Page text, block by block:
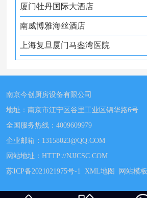
厦门牡丹国际大酒店
南威博雅海丝酒店
上海复旦厦门马銮湾医院
南京今创厨房设备有限公司
地址：南京市江宁区谷里工业区锦华路6号
全国服务热线：4009609979
企业邮箱：13158023@QQ.COM
网站地址：HTTP://NJJCSC.COM
苏ICP备2021021975号-1
XML地图 网站模板